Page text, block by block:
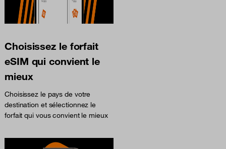
Choisissez le forfait
eSIM qui convient le
mieux
Choisissez le pays de votre
destination et sélectionnez le
forfait qui vous convient le mieux